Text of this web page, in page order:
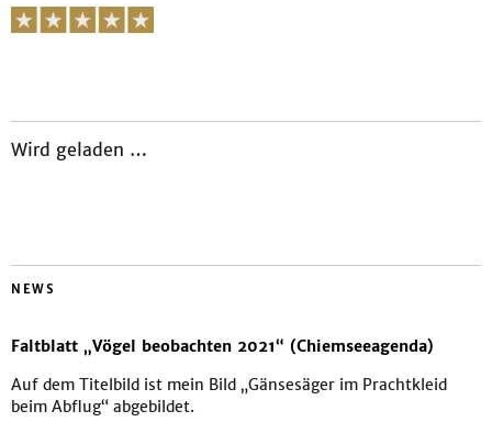
Wird geladen …
NEWS
Faltblatt „Vögel beobachten 2021“ (Chiemseeagenda)
Auf dem Titelbild ist mein Bild „Gänsesäger im Prachtkleid
beim Abflug“ abgebildet.